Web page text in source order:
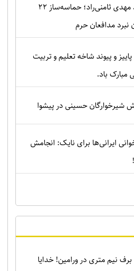
شهید مهدی ثامنی‌راد؛ حماسه‌ساز ۲۲
نبرد مدافعان حرم
و پیوند شاخه تعلیم و تربیت
مبارک باد.
شیرخوارگان حسینی در پیشوا
ایرانی‌ها برای نایک: انجامش
نیم متری در ورامین! خدایا